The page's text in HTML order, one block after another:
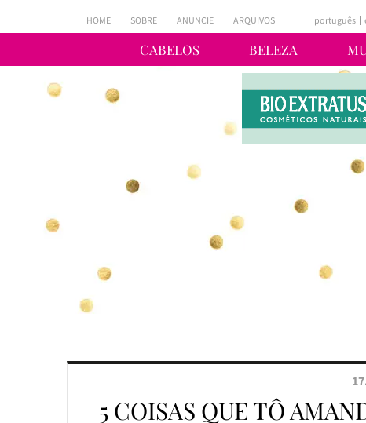
CABELOS BELEZA
HOME SOBRE ANUNCIE ARQUIVOS português
5 COISAS QUE TÔ